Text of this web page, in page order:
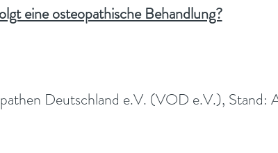
eine osteopathische Behandlung?
Deutschland e.V. (VOD e.V.), Stand: